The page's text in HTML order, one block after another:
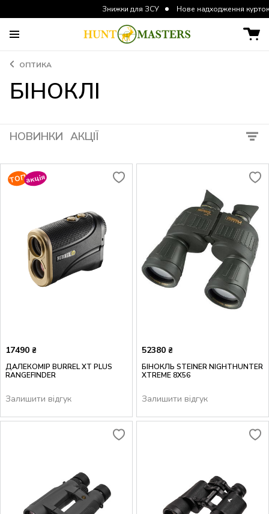
Знижки для ЗСУ Нове надходження курток та штанів
ОПТИКА
БІНОКЛІ
НОВИНКИ АКЦІЇ
TOПакція
17490 ₴
ДАЛЕКОМІР BURREL XT PLUS
RANGEFINDER
Залишити відгук
52380 ₴
БІНОКЛЬ STEINER NIGHTHUNTER
XTREME 8X56
Залишити відгук